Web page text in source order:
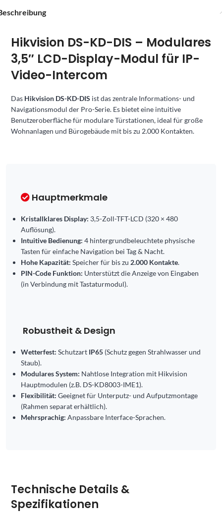
Hikvision DS-KD-DIS – Modulares
3,5″ LCD-Display-Modul für IP-
Video-Intercom
Das Hikvision DS-KD-DIS ist das zentrale Informations- und
Navigationsmodul der Pro-Serie. Es bietet eine intuitive
Benutzeroberfläche für modulare Türstationen, ideal für große
Wohnanlagen und Bürogebäude mit bis zu 2.000 Kontakten.
Hauptmerkmale
Kristallklares Display: 3,5-Zoll-TFT-LCD (320 × 480
Auflösung).
Intuitive Bedienung: 4 hintergrundbeleuchtete physische
Tasten für einfache Navigation bei Tag & Nacht.
Hohe Kapazität: Speicher für bis zu 2.000 Kontakte.
PIN-Code Funktion: Unterstützt die Anzeige von Eingaben
(in Verbindung mit Tastaturmodul).
Robustheit & Design
Wetterfest: Schutzart IP65 (Schutz gegen Strahlwasser und
Staub).
Modulares System: Nahtlose Integration mit Hikvision
Hauptmodulen (z.B. DS-KD8003-IME1).
Flexibilität: Geeignet für Unterputz- und Aufputzmontage
(Rahmen separat erhältlich).
Mehrsprachig: Anpassbare Interface-Sprachen.
Technische Details &
Spezifikationen